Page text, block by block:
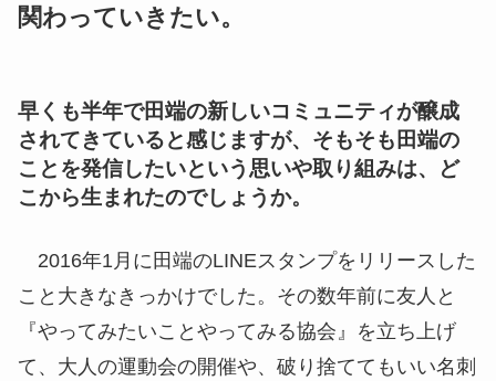
関わっていきたい。
早くも半年で田端の新しいコミュニティが醸成
されてきていると感じますが、そもそも田端の
ことを発信したいという思いや取り組みは、ど
こから生まれたのでしょうか。
2016年1月に田端のLINEスタンプをリリースした
こと大きなきっかけでした。その数年前に友人と
『やってみたいことやってみる協会』を立ち上げ
て、大人の運動会の開催や、破り捨ててもいい名刺